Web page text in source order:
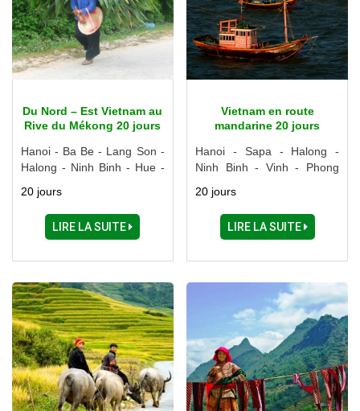
Vietnam en route
mandarine 20 jours
Hanoi - Sapa - Halong -
Ninh Binh - Vinh - Phong
Nhon - Nha Trang - Dalat -
Saigon - My Tho - Ben Tre -
Sadec - Long Xuyen
20 jours
LIRE LA SUITE
Du Nord – Est Vietnam au
Rive du Mékong 20 jours
Hanoi - Ba Be - Lang Son -
Halong - Ninh Binh - Hue -
Trang - Dalat - Ho Chi Minh
Ville - My Tho - Cai Be
20 jours
LIRE LA SUITE